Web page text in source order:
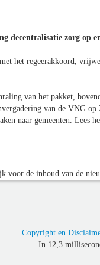
decentralisatie zorg op
het regeerakkoord,
van het pakket,
van de VNG op
naar gemeenten. Lees
voor de inhoud van de
Copyright en
In 12,3